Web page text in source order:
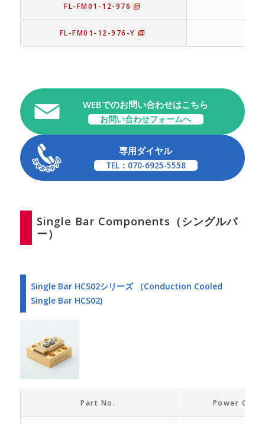
FL-FM01-12-976
FL-FM01-12-976-Y
WEBでのお問い合わせはこちら
お問い合わせフォームへ
専用ダイヤル
TEL：070-6925-5558
Single Bar Components（シングルバ
ー）
Single Bar HCS02シリーズ （Conduction Cooled
Single Bar HCS02)
Part No. Power